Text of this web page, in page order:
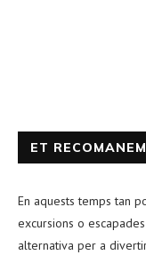
ET RECOMANEM
En aquests temps tan
excursions o
alternativa per a